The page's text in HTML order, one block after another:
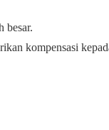
besar.
kompensasi